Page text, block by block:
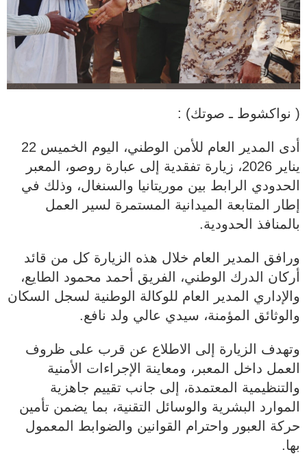
( نواكشوط ـ صوتك) :
أدى المدير العام للأمن الوطني، اليوم الخميس 22
يناير 2026، زيارة تفقدية إلى عبارة روصو، المعبر
الحدودي الرابط بين موريتانيا والسنغال، وذلك في
إطار المتابعة الميدانية المستمرة لسير العمل
بالمنافذ الحدودية.
ورافق المدير العام خلال هذه الزيارة كل من قائد
أركان الدرك الوطني، الفريق أحمد محمود الطايع،
والإداري المدير العام للوكالة الوطنية لسجل السكان
والوثائق المؤمنة، سيدي عالي ولد نافع.
وتهدف الزيارة إلى الاطلاع عن قرب على ظروف
العمل داخل المعبر، ومعاينة الإجراءات الأمنية
والتنظيمية المعتمدة، إلى جانب تقييم جاهزية
الموارد البشرية والوسائل التقنية، بما يضمن تأمين
حركة العبور واحترام القوانين والضوابط المعمول
بها.